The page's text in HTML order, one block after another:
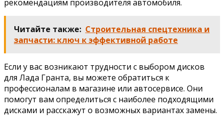
рекомендациям производителя автомобиля.
Читайте также: Строительная спецтехника и
запчасти: ключ к эффективной работе
Если у вас возникают трудности с выбором дисков
для Лада Гранта, вы можете обратиться к
профессионалам в магазине или автосервисе. Они
помогут вам определиться с наиболее подходящими
дисками и расскажут о возможных вариантах замены.